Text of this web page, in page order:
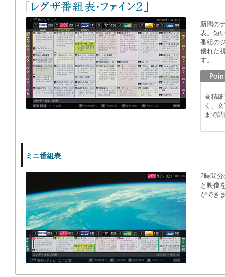
新聞の
表。短
番組の
優れた
す。
高精
く、
まで
ミニ番組表
2時間
と映像
ができ